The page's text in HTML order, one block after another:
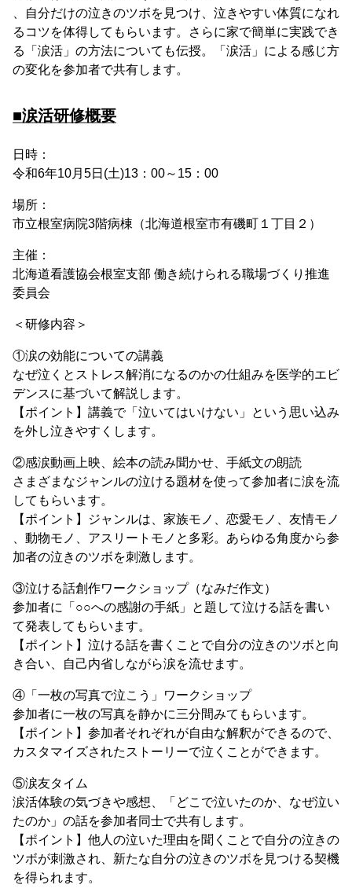
、自分だけの泣きのツボを見つけ、泣きやすい体質になれ
るコツを体得してもらいます。さらに家で簡単に実践でき
る「涙活」の方法についても伝授。「涙活」による感じ方
の変化を参加者で共有します。
■涙活研修概要
日時：
令和6年10月5日(土)13：00～15：00
場所：
市立根室病院3階病棟（北海道根室市有磯町１丁目２）
主催：
北海道看護協会根室支部 働き続けられる職場づくり推進
委員会
＜研修内容＞
①涙の効能についての講義
なぜ泣くとストレス解消になるのかの仕組みを医学的エビ
デンスに基づいて解説します。
【ポイント】講義で「泣いてはいけない」という思い込み
を外し泣きやすくします。
②感涙動画上映、絵本の読み聞かせ、手紙文の朗読
さまざまなジャンルの泣ける題材を使って参加者に涙を流
してもらいます。
【ポイント】ジャンルは、家族モノ、恋愛モノ、友情モノ
、動物モノ、アスリートモノと多彩。あらゆる角度から参
加者の泣きのツボを刺激します。
③泣ける話創作ワークショップ（なみだ作文）
参加者に「○○への感謝の手紙」と題して泣ける話を書い
て発表してもらいます。
【ポイント】泣ける話を書くことで自分の泣きのツボと向
き合い、自己内省しながら涙を流せます。
④「一枚の写真で泣こう」ワークショップ
参加者に一枚の写真を静かに三分間みてもらいます。
【ポイント】参加者それぞれが自由な解釈ができるので、
カスタマイズされたストーリーで泣くことができます。
⑤涙友タイム
涙活体験の気づきや感想、「どこで泣いたのか、なぜ泣い
たのか」の話を参加者同士で共有します。
【ポイント】他人の泣いた理由を聞くことで自分の泣きの
ツボが刺激され、新たな自分の泣きのツボを見つける契機
を得られます。